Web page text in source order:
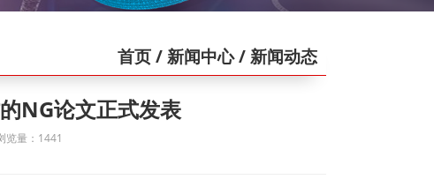
首页/ 新闻中心/ 新闻动态
NG论文正式发表
览量：1441